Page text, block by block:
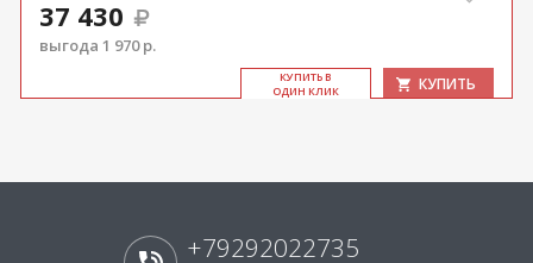
37 430
выгода 1 970 р.
КУ­ПИТЬ В
ОДИН КЛИК
КУПИТЬ
+79292022735